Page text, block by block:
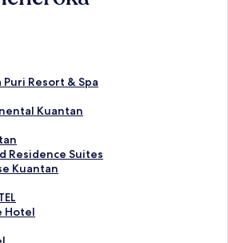
Resort & Spa
Kuantan
Residence Suites
Kuantan
Hotel